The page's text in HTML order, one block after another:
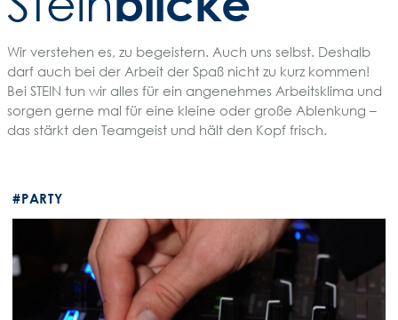
Wir verstehen es, zu begeistern. Auch uns selbst. Deshalb
darf auch bei der Arbeit der Spaß nicht zu kurz kommen!
Bei STEIN tun wir alles für ein angenehmes Arbeitsklima und
sorgen gerne mal für eine kleine oder große Ablenkung –
das stärkt den Teamgeist und hält den Kopf frisch.
#PARTY